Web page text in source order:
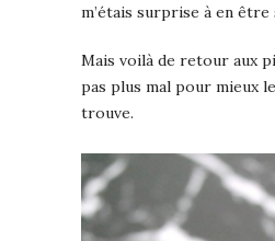
m’étais surprise à en
Mais voilà de retour aux
pas plus mal pour mieux
trouve.